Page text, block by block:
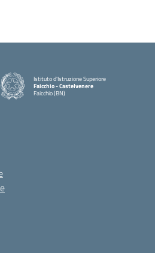
Istituto d'Istruzione Superiore
Faicchio - Castelvenere
Faicchio (BN)